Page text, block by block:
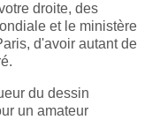
droite, des
et le ministère
d'avoir autant de
du dessin
un amateur